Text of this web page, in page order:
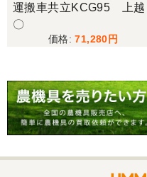
運搬車共立KCG95 上越
〇
71,280